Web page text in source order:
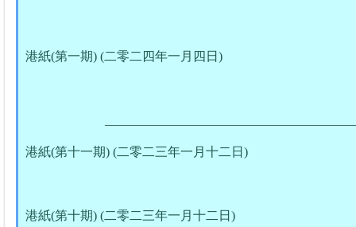
港紙(第一期) (二零二四年一月四日)
港紙(第十一期) (二零二三年一月十二日)
港紙(第十期) (二零二三年一月十二日)